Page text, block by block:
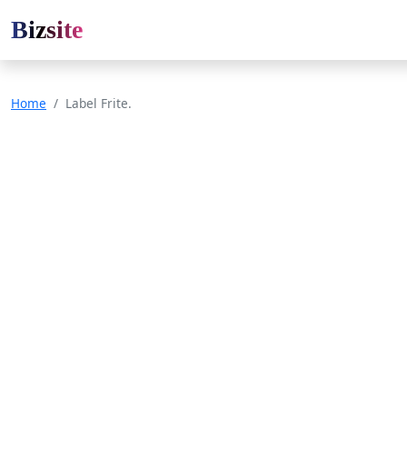
Bizsite
Home Label Frite.